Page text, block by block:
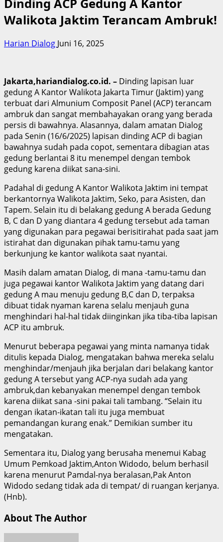
Walikota Jaktim Terancam Ambruk!
Harian Dialog Juni 16, 2025
Jakarta,hariandialog.co.id. – Dinding lapisan luar
gedung A Kantor Walikota Jakarta Timur (Jaktim) yang
terbuat dari Almunium Composit Panel (ACP) terancam
ambruk dan sangat membahayakan orang yang berada
persis di bawahnya. Alasannya, dalam amatan Dialog
pada Senin (16/6/2025) lapisan dinding ACP di bagian
bawahnya sudah pada copot, sementara dibagian atas
gedung berlantai 8 itu menempel dengan tembok
gedung karena diikat sana-sini.
Padahal di gedung A Kantor Walikota Jaktim ini tempat
berkantornya Walikota Jaktim, Seko, para Asisten, dan
Tapem. Selain itu di belakang gedung A berada Gedung
B, C dan D yang diantara 4 gedung tersebut ada taman
yang digunakan para pegawai berisitirahat pada saat jam
istirahat dan digunakan pihak tamu-tamu yang
berkunjung ke kantor walikota saat nyantai.
Masih dalam amatan Dialog, di mana -tamu-tamu dan
juga pegawai kantor Walikota Jaktim yang datang dari
gedung A mau menuju gedung B,C dan D, terpaksa
dibuat tidak nyaman karena selalu menjauh guna
menghindari hal-hal tidak diinginkan jika tiba-tiba lapisan
ACP itu ambruk.
Menurut beberapa pegawai yang minta namanya tidak
ditulis kepada Dialog, mengatakan bahwa mereka selalu
menghindar/menjauh jika berjalan dari belakang kantor
gedung A tersebut yang ACP-nya sudah ada yang
ambruk,dan kebanyakan menempel dengan tembok
karena diikat sana -sini pakai tali tambang. “Selain itu
dengan ikatan-ikatan tali itu juga membuat
pemandangan kurang enak.” Demikian sumber itu
mengatakan.
Sementara itu, Dialog yang berusaha menemui Kabag
Umum Pemkoad Jaktim,Anton Widodo, belum berhasil
karena menurut Pamdal-nya beralasan,Pak Anton
Widodo sedang tidak ada di tempat/ di ruangan kerjanya.
(Hnb).
About The Author